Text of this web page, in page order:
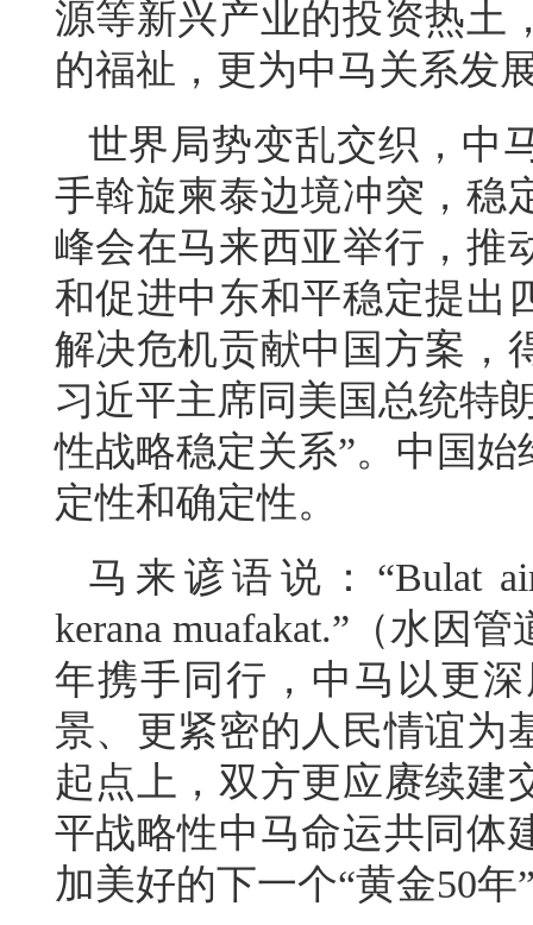
源等新兴产业的投资热土
的福祉，更为中马关系发
世界局势变乱交织，中
手斡旋柬泰边境冲突，
峰会在马来西亚举行，推
和促进中东和平稳定提出
解决危机贡献中国方案，
习近平主席同美国总统特
性战略稳定关系”。中国
定性和确定性。
马来谚语说：“Bulat air
kerana muafakat.”（水因
年携手同行，中马以更
景、更紧密的人民情谊为
起点上，双方更应赓续建
平战略性中马命运共同体
加美好的下一个“黄金50年